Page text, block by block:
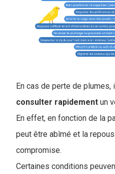
En cas de perte de plumes,
consulter rapidement un
En effet, en fonction de la
peut être abîmé et la
compromise.
Certaines conditions